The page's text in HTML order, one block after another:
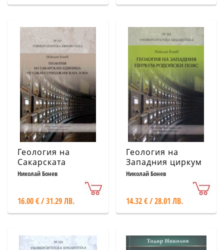
Геология на
Сакарската
единица от Сакар-
Странджанската
Николай Бонев
16.00 € / 31.29 ЛВ.
Геология на
Западния циркум
- Родопски пояс
Николай Бонев
14.32 € / 28.01 ЛВ.